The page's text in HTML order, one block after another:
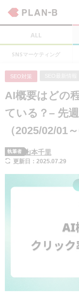
ALL
SNSマーケティング
SEO対策
AI概要はどの
ている？– 先
（2025/02/01
執筆者 山本千里
更新日：2025.07.29